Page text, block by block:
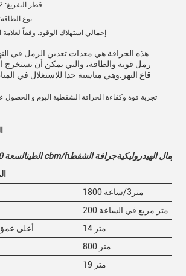
قطر التفريغ: 12 بوصة
نوع
إجمالي استهلاك الوقود: وفقاً
هذه الجرافة هي معدات تعدين الرمل في
رمل قوية والطاقة، والتي يمكن أن تستخرج
قاع النهر.وهي مناسبة جدا للاستغلال في
تجربة قوة وكفاءة الجرافة الشفطية اليوم و
الطينالسعة 200 cbm/h الرمال الهيدروليكيةجرافة الشفط
1800 متر3/ساعة
200 متر مربع في الساعة
أعلى عمق
14 متر
800 متر
19 متر